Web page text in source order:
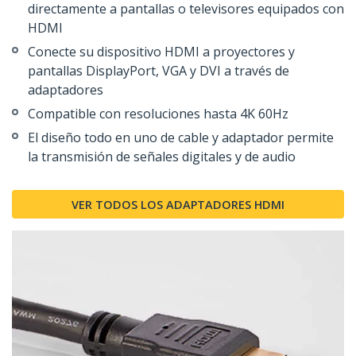
directamente a pantallas o televisores equipados con
HDMI
Conecte su dispositivo HDMI a proyectores y
pantallas DisplayPort, VGA y DVI a través de
adaptadores
Compatible con resoluciones hasta 4K 60Hz
El diseño todo en uno de cable y adaptador permite
la transmisión de señales digitales y de audio
VER TODOS LOS ADAPTADORES HDMI